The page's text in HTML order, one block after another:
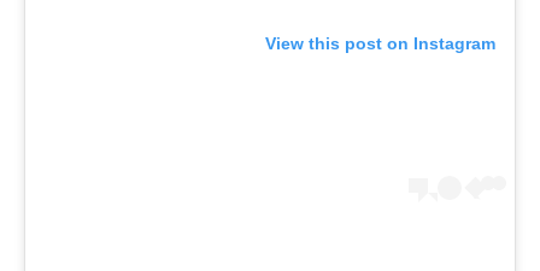
View this post on Instagram